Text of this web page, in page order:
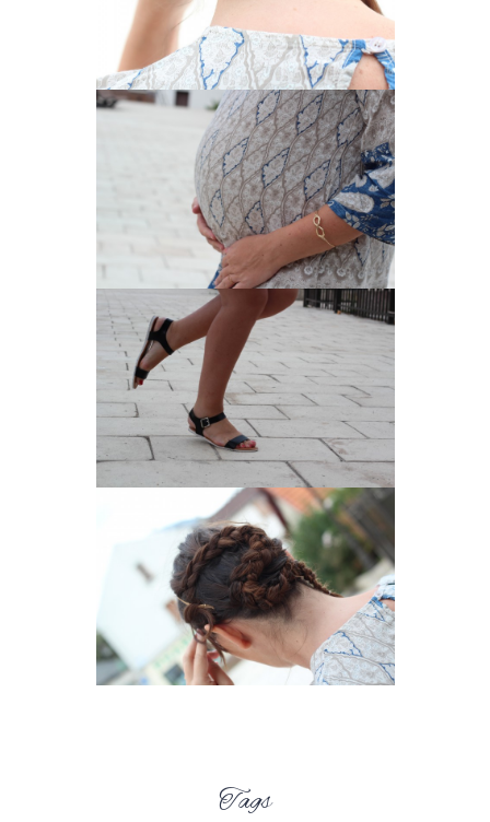
Tags